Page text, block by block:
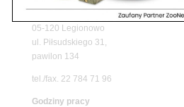
05-120 Legionowo
ul. Piłsudskiego 31,
pawilon 134
tel./fax. 22 784 71 96
Godziny pracy